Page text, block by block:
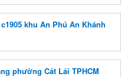
khu An Phú An Khánh
phường Cát Lái TPHCM